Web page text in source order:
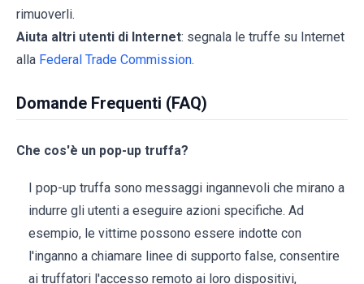
rimuoverli.
Aiuta altri utenti di Internet: segnala le truffe su Internet
alla Federal Trade Commission.
Domande Frequenti (FAQ)
Che cos'è un pop-up truffa?
I pop-up truffa sono messaggi ingannevoli che mirano a
indurre gli utenti a eseguire azioni specifiche. Ad
esempio, le vittime possono essere indotte con
l'inganno a chiamare linee di supporto false, consentire
ai truffatori l'accesso remoto ai loro dispositivi,